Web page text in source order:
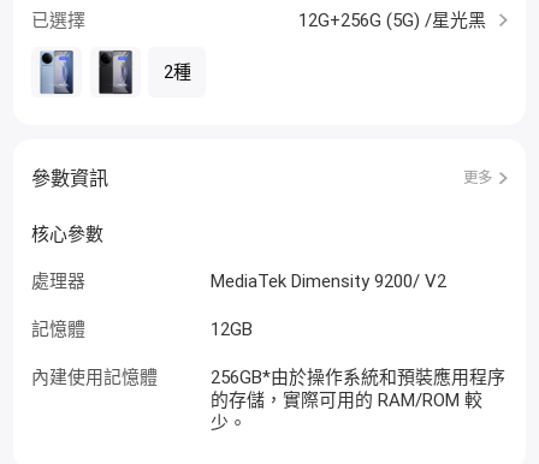
已選擇 12G+256G (5G) /星光黑
2種
參數資訊 更多
核心參數
處理器 MediaTek Dimensity 9200/ V2
記憶體 12GB
內建使用記憶體
256GB*由於操作系統和預裝應用程序
的存儲，實際可用的 RAM/ROM 較
少。